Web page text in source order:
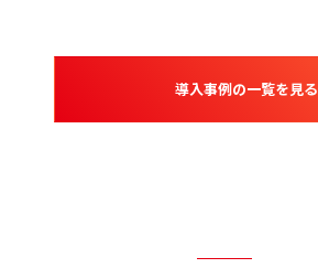
導入事例の一覧を見る